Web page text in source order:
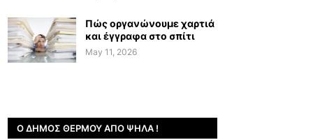
Πώς οργανώνουμε χαρτιά
και έγγραφα στο σπίτι
May 11, 2026
Ο ΔΉΜΟΣ ΘΈΡΜΟΥ ΑΠΌ ΨΗΛΆ !